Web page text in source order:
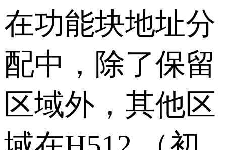
在功能块地址分
配中，除了保留
区域外，其他区